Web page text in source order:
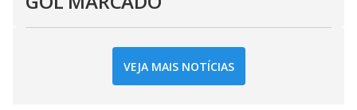
VEJA MAIS NOTÍCIAS